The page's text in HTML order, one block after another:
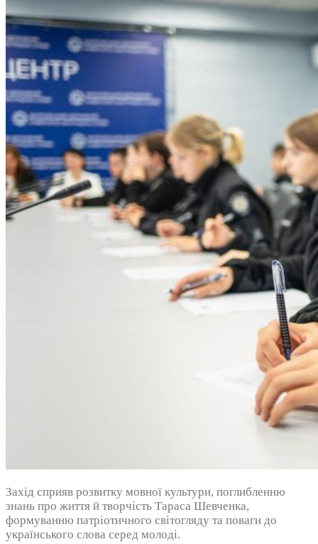
Захід сприяв розвитку мовної культури, поглибленню
знань про життя й творчість Тараса Шевченка,
формуванню патріотичного світогляду та поваги до
українського слова серед молоді.